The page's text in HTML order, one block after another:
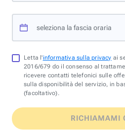
seleziona la fascia oraria
Letta l'informativa sulla privacy ai
2016/679 do il consenso al
ricevere contatti telefonici sulle
sulla disponibilità del servizio, in
(facoltativo).
RICHIAMAMI